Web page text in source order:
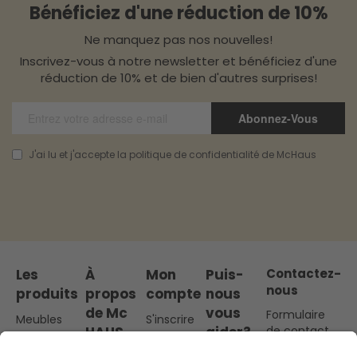
Bénéficiez d'une réduction de 10%
Ne manquez pas nos nouvelles!
Inscrivez-vous à notre newsletter et bénéficiez d'une
réduction de 10% et de bien d'autres surprises!
Abonnez-Vous
J'ai lu et j'accepte la politique de confidentialité de McHaus
Les
produits
Meubles
À
propos
de Mc
HAUS
Mon
compte
S'inscrire
Puis-
nous
vous
aider?
Contactez-
nous
Formulaire
de contact